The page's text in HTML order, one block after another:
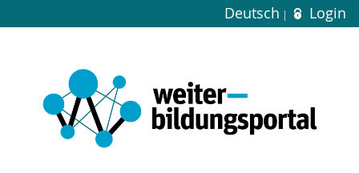
Deutsch Login